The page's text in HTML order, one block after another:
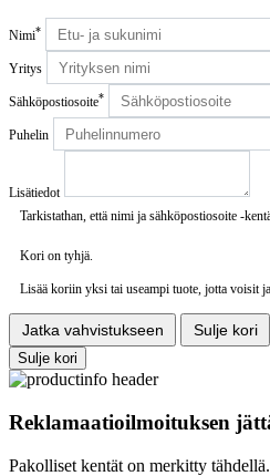
Nimi*
Yritys
Sähköpostiosoite*
Puhelin
Lisätiedot
Tarkistathan, että nimi ja sähköpostiosoite -
Kori on tyhjä.
Lisää koriin yksi tai useampi tuote, jotta voisit
Jatka vahvistukseen
Sulje kori
Sulje kori
Reklamaatioilmoituksen
Pakolliset kentät on merkitty tähdellä.